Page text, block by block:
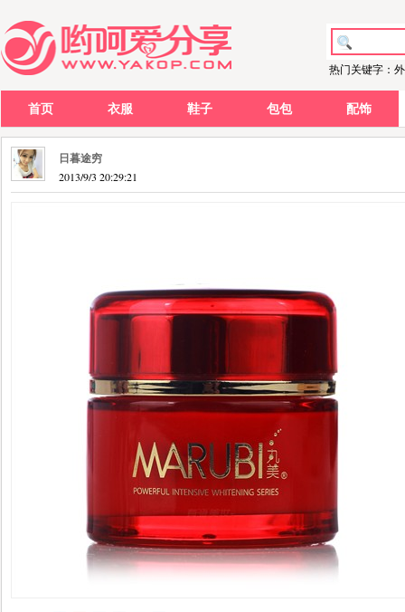
热门关键字：
首页 衣服 鞋子 包包 配饰
日暮途穷
2013/9/3 20:29:21